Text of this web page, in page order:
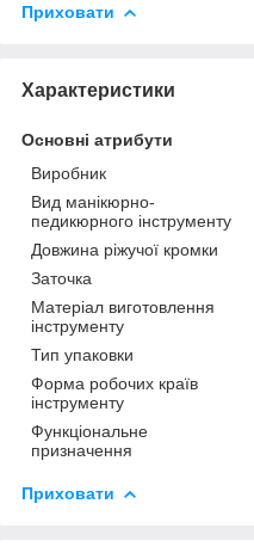
Приховати
Характеристики
Основні атрибути
Виробник
Вид манікюрно-
педикюрного інструменту
Довжина ріжучої кромки
Заточка
Матеріал виготовлення
інструменту
Тип упаковки
Форма робочих країв
інструменту
Функціональне
призначення
Приховати